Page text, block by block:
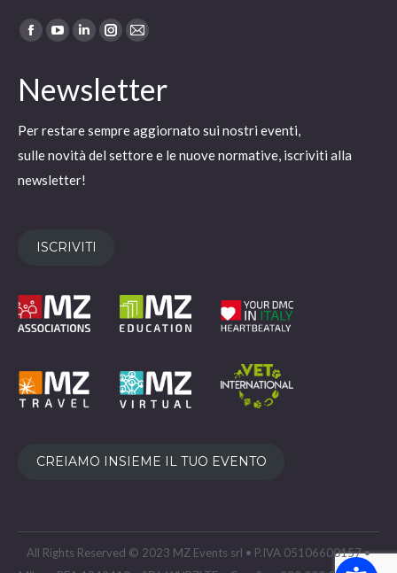
Ci puoi trovare su:
Facebook
opens
new
window
YouTube
opens
new
window
Linkedin
opens
new
window
Instagram
opens
new
window
Mail
opens
new
window
Newsletter
Per restare sempre aggiornato sui nostri eventi,
sulle novità del settore e le nuove normative, iscriviti alla
newsletter!
ISCRIVITI
CREIAMO INSIEME IL TUO EVENTO
All Rights Reserved © 2023 MZ Events srl • P.IVA 05106600157 •